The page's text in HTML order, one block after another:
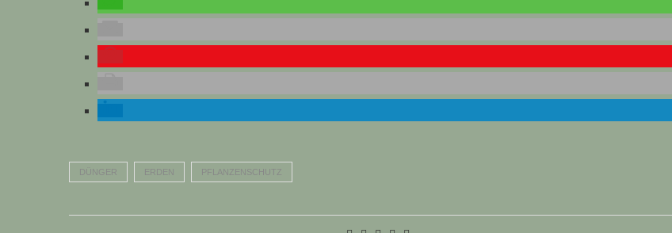
DÜNGER ERDEN PFLANZENSCHUTZ